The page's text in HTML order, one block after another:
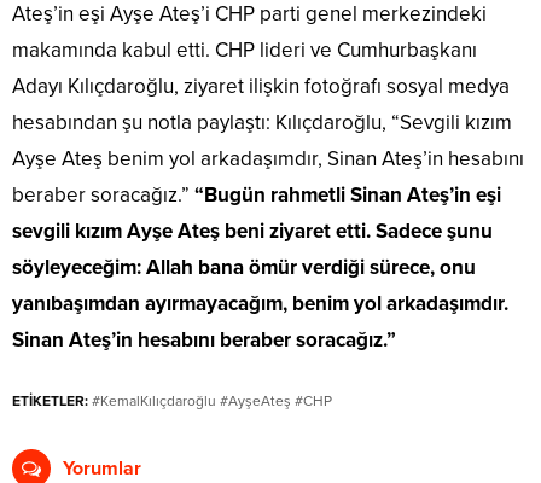
Ateş’in eşi Ayşe Ateş’i CHP parti genel merkezindeki
makamında kabul etti. CHP lideri ve Cumhurbaşkanı
Adayı Kılıçdaroğlu, ziyaret ilişkin fotoğrafı sosyal medya
hesabından şu notla paylaştı: Kılıçdaroğlu, “Sevgili kızım
Ayşe Ateş benim yol arkadaşımdır, Sinan Ateş’in hesabını
beraber soracağız.” “Bugün rahmetli Sinan Ateş’in eşi
sevgili kızım Ayşe Ateş beni ziyaret etti. Sadece şunu
söyleyeceğim: Allah bana ömür verdiği sürece, onu
yanıbaşımdan ayırmayacağım, benim yol arkadaşımdır.
Sinan Ateş’in hesabını beraber soracağız.”
ETİKETLER: #KemalKılıçdaroğlu #AyşeAteş #CHP
Yorumlar